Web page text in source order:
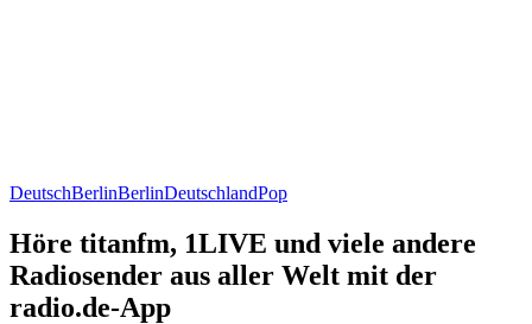
DeutschBerlinBerlinDeutschlandPop
Höre titanfm, 1LIVE und viele andere
Radiosender aus aller Welt mit der
radio.de-App